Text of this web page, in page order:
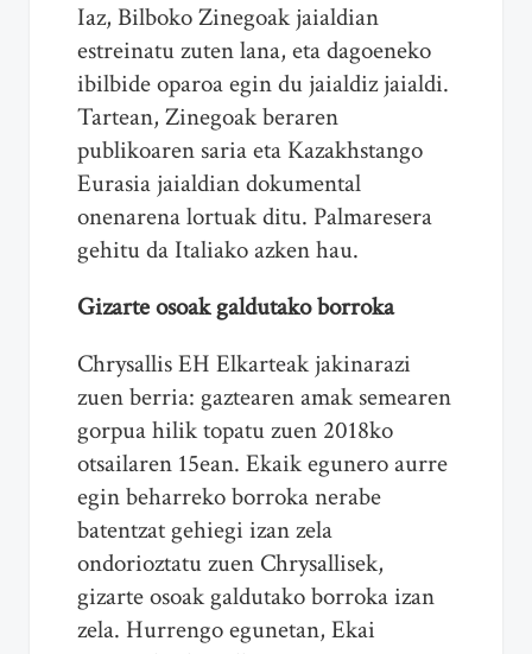
Iaz, Bilboko Zinegoak jaialdian
estreinatu zuten lana, eta dagoeneko
ibilbide oparoa egin du jaialdiz jaialdi.
Tartean, Zinegoak beraren
publikoaren saria eta Kazakhstango
Eurasia jaialdian dokumental
onenarena lortuak ditu. Palmaresera
gehitu da Italiako azken hau.
Gizarte osoak galdutako borroka
Chrysallis EH Elkarteak jakinarazi
zuen berria: gaztearen amak semearen
gorpua hilik topatu zuen 2018ko
otsailaren 15ean. Ekaik egunero aurre
egin beharreko borroka nerabe
batentzat gehiegi izan zela
ondorioztatu zuen Chrysallisek,
gizarte osoak galdutako borroka izan
zela. Hurrengo egunetan, Ekai